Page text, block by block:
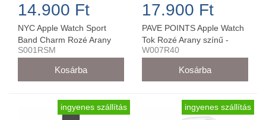
14.900 Ft
NYC Apple Watch Sport
Band Charm Rozé Arany
38MM/40MM - S001RSM
S001RSM
17.900 Ft
PAVE POINTS Apple Watch
Tok Rozé Arany színű -
W007R40
W007R40
ingyenes szállítás ingyenes szállítás